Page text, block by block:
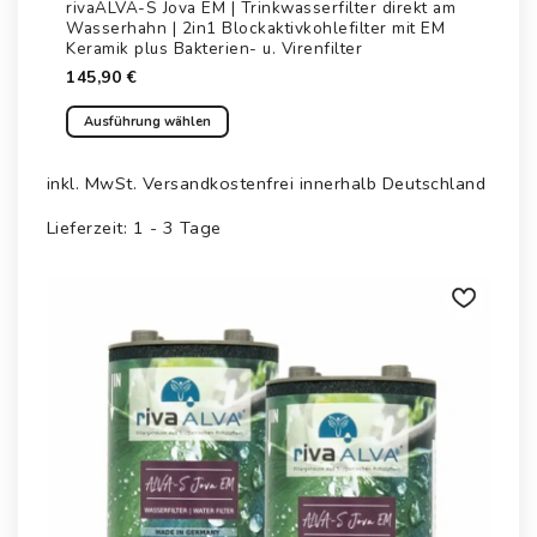
rivaALVA-S Jova EM | Trinkwasserfilter direkt am
Wasserhahn | 2in1 Blockaktivkohlefilter mit EM
Keramik plus Bakterien- u. Virenfilter
145,90€
Ausführung wählen
Produkt
mehrere
Optionen
können
Produktseite
gewählt
werden
inkl. MwSt. Versandkostenfrei innerhalb Deutschland
Lieferzeit: 1 - 3 Tage